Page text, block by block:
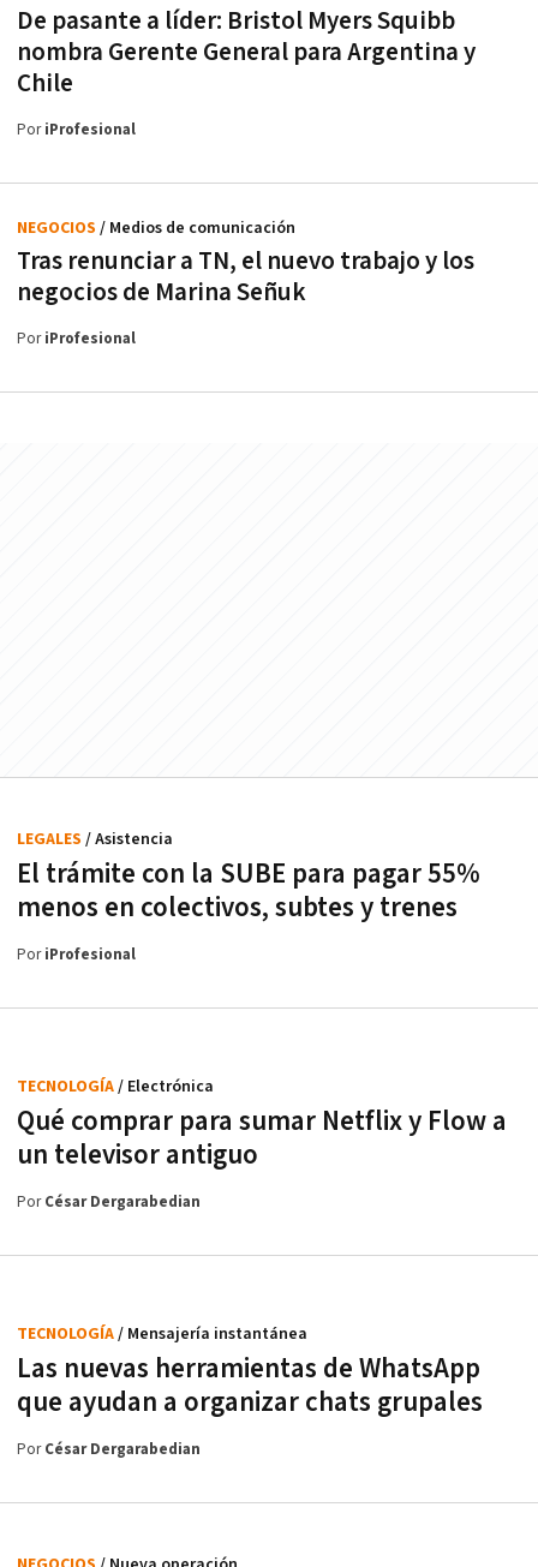
De pasante a líder: Bristol Myers Squibb
nombra Gerente General para Argentina y
Chile
PoriProfesional
Tras renunciar a TN, el nuevo trabajo y los
negocios de Marina Señuk
NEGOCIOS / Medios de comunicación
PoriProfesional
El trámite con la SUBE para pagar 55%
menos en colectivos, subtes y trenes
LEGALES / Asistencia
PoriProfesional
Qué comprar para sumar Netflix y Flow a
un televisor antiguo
TECNOLOGÍA/ Electrónica
PorCésar Dergarabedian
Las nuevas herramientas de WhatsApp
que ayudan a organizar chats grupales
TECNOLOGÍA/ Mensajería instantánea
PorCésar Dergarabedian